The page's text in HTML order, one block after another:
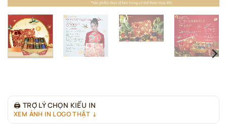
🖨 TRỢ LÝ CHỌN KIỂU IN
XEM ẢNH IN LOGO THẬT ↓